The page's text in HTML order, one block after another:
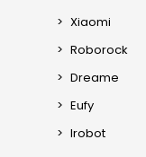
Xiaomi
Roborock
Dreame
Eufy
Irobot